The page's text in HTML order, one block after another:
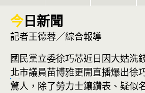
今日新聞
記者王德蓉／綜合報導
國民黨立委徐巧芯近日因大姑洗
北市議員苗博雅更開直播爆出徐
驚人，除了勞力士鑲鑽表、疑似